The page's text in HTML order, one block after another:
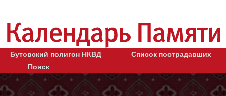
Бутовский полигон НКВД
Список пострадавших
Поиск